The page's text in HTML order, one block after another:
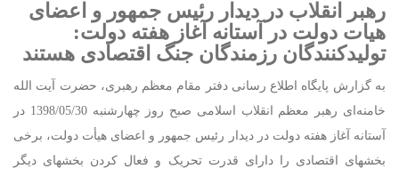
رهبر انقلاب در دیدار رئیس جمهور و اعضای
هیات دولت در آستانه آغاز هفته دولت:
تولیدکنندگان رزمندگان جنگ اقتصادی هستند
به گزارش پایگاه اطلاع رسانی دفتر مقام معظم رهبری، حضرت آیت الله
خامنه‌ای رهبر معظم انقلاب اسلامی صبح روز چهارشنبه 1398/05/30 در
آستانه آغاز هفته دولت در دیدار رئیس جمهور و اعضای هیأت دولت، برخی
بخشهای اقتصادی را دارای قدرت تحریک و فعال کردن بخشهای دیگر